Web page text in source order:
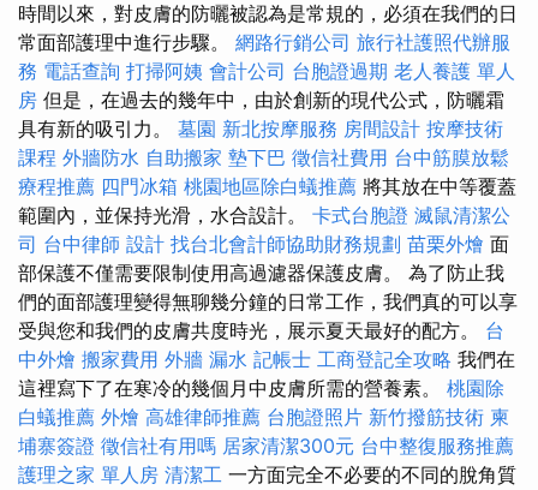
時間以來，對皮膚的防曬被認為是常規的，必須在我們的日
常面部護理中進行步驟。 網路行銷公司 旅行社護照代辦服
務 電話查詢 打掃阿姨 會計公司 台胞證過期 老人養護 單人
房 但是，在過去的幾年中，由於創新的現代公式，防曬霜
具有新的吸引力。 墓園 新北按摩服務 房間設計 按摩技術
課程 外牆防水 自助搬家 墊下巴 徵信社費用 台中筋膜放鬆
療程推薦 四門冰箱 桃園地區除白蟻推薦 將其放在中等覆蓋
範圍內，並保持光滑，水合設計。 卡式台胞證 滅鼠清潔公
司 台中律師 設計 找台北會計師協助財務規劃 苗栗外燴 面
部保護不僅需要限制使用高過濾器保護皮膚。 為了防止我
們的面部護理變得無聊幾分鐘的日常工作，我們真的可以享
受與您和我們的皮膚共度時光，展示夏天最好的配方。 台
中外燴 搬家費用 外牆 漏水 記帳士 工商登記全攻略 我們在
這裡寫下了在寒冷的幾個月中皮膚所需的營養素。 桃園除
白蟻推薦 外燴 高雄律師推薦 台胞證照片 新竹撥筋技術 柬
埔寨簽證 徵信社有用嗎 居家清潔300元 台中整復服務推薦
護理之家 單人房 清潔工 一方面完全不必要的不​​同的脫角質